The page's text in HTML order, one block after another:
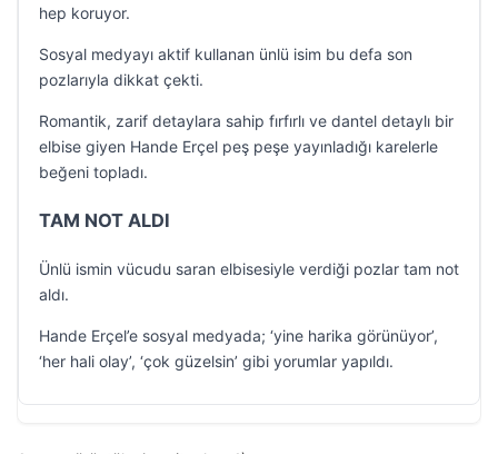
hep koruyor.
Sosyal medyayı aktif kullanan ünlü isim bu defa son
pozlarıyla dikkat çekti.
Romantik, zarif detaylara sahip fırfırlı ve dantel detaylı bir
elbise giyen Hande Erçel peş peşe yayınladığı karelerle
beğeni topladı.
TAM NOT ALDI
Ünlü ismin vücudu saran elbisesiyle verdiği pozlar tam not
aldı.
Hande Erçel’e sosyal medyada; ‘yine harika görünüyor’,
‘her hali olay’, ‘çok güzelsin’ gibi yorumlar yapıldı.